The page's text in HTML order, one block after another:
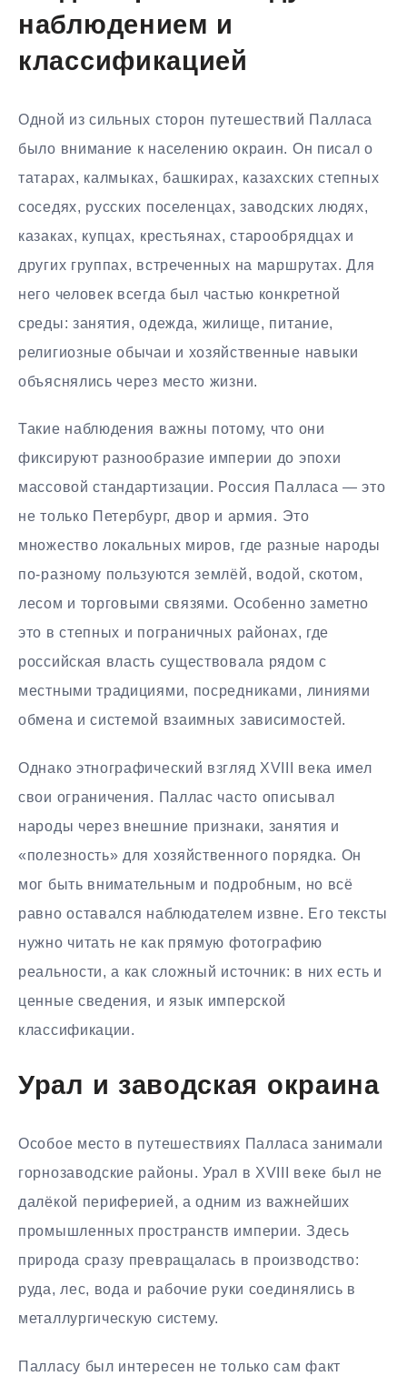
наблюдением и
классификацией
Одной из сильных сторон путешествий Палласа
было внимание к населению окраин. Он писал о
татарах, калмыках, башкирах, казахских степных
соседях, русских поселенцах, заводских людях,
казаках, купцах, крестьянах, старообрядцах и
других группах, встреченных на маршрутах. Для
него человек всегда был частью конкретной
среды: занятия, одежда, жилище, питание,
религиозные обычаи и хозяйственные навыки
объяснялись через место жизни.
Такие наблюдения важны потому, что они
фиксируют разнообразие империи до эпохи
массовой стандартизации. Россия Палласа — это
не только Петербург, двор и армия. Это
множество локальных миров, где разные народы
по-разному пользуются землёй, водой, скотом,
лесом и торговыми связями. Особенно заметно
это в степных и пограничных районах, где
российская власть существовала рядом с
местными традициями, посредниками, линиями
обмена и системой взаимных зависимостей.
Однако этнографический взгляд XVIII века имел
свои ограничения. Паллас часто описывал
народы через внешние признаки, занятия и
«полезность» для хозяйственного порядка. Он
мог быть внимательным и подробным, но всё
равно оставался наблюдателем извне. Его тексты
нужно читать не как прямую фотографию
реальности, а как сложный источник: в них есть и
ценные сведения, и язык имперской
классификации.
Урал и заводская окраина
Особое место в путешествиях Палласа занимали
горнозаводские районы. Урал в XVIII веке был не
далёкой периферией, а одним из важнейших
промышленных пространств империи. Здесь
природа сразу превращалась в производство:
руда, лес, вода и рабочие руки соединялись в
металлургическую систему.
Палласу был интересен не только сам факт